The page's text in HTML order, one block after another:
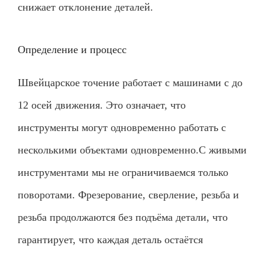
снижает отклонение деталей.
Определение и процесс
Швейцарское точение работает с машинами с до
12 осей движения. Это означает, что
инструменты могут одновременно работать с
несколькими объектами одновременно.С живыми
инструментами мы не ограничиваемся только
поворотами. Фрезерование, сверление, резьба и
резьба продолжаются без подъёма детали, что
гарантирует, что каждая деталь остаётся